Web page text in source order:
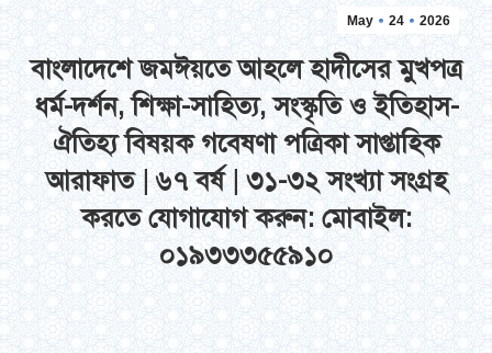
May 24 2026
বাংলাদেশে জমঈয়তে আহলে হাদীসের মুখপত্র
ধর্ম-দর্শন, শিক্ষা-সাহিত্য, সংস্কৃতি ও ইতিহাস-
ঐতিহ্য বিষয়ক গবেষণা পত্রিকা সাপ্তাহিক
আরাফাত | ৬৭ বর্ষ | ৩১-৩২ সংখ্যা সংগ্রহ
করতে যোগাযোগ করুন: মোবাইল:
০১৯৩৩৩৫৫৯১০